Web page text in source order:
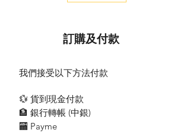
訂購及付款
我們接受以下方法付款
💱 貨到現金付款
🏦 銀行轉帳 (​中銀)
🏧 Payme